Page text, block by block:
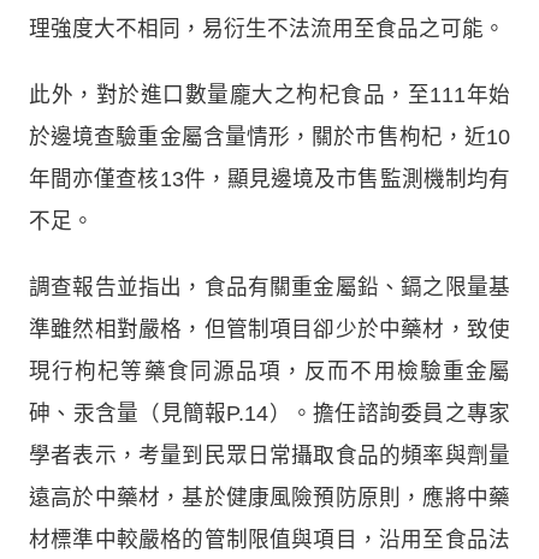
理強度大不相同，易衍生不法流用至食品之可能。
此外，對於進口數量龐大之枸杞食品，至111年始
於邊境查驗重金屬含量情形，關於市售枸杞，近10
年間亦僅查核13件，顯見邊境及市售監測機制均有
不足。
調查報告並指出，食品有關重金屬鉛、鎘之限量基
準雖然相對嚴格，但管制項目卻少於中藥材，致使
現行枸杞等藥食同源品項，反而不用檢驗重金屬
砷、汞含量（見簡報P.14）。擔任諮詢委員之專家
學者表示，考量到民眾日常攝取食品的頻率與劑量
遠高於中藥材，基於健康風險預防原則，應將中藥
材標準中較嚴格的管制限值與項目，沿用至食品法